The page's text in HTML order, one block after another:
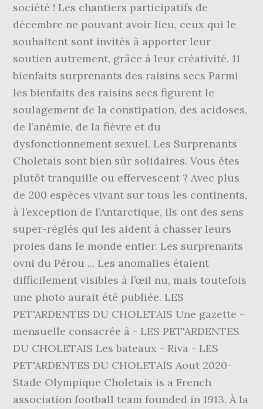
société ! Les chantiers participatifs de
décembre ne pouvant avoir lieu, ceux qui le
souhaitent sont invités à apporter leur
soutien autrement, grâce à leur créativité. 11
bienfaits surprenants des raisins secs Parmi
les bienfaits des raisins secs figurent le
soulagement de la constipation, des acidoses,
de l’anémie, de la fièvre et du
dysfonctionnement sexuel. Les Surprenants
Choletais sont bien sûr solidaires. Vous êtes
plutôt tranquille ou effervescent ? Avec plus
de 200 espèces vivant sur tous les continents,
à l’exception de l’Antarctique, ils ont des sens
super-réglés qui les aident à chasser leurs
proies dans le monde entier. Les surprenants
ovni du Pérou ... Les anomalies étaient
difficilement visibles à l’œil nu, mais toutefois
une photo aurait été publiée. LES
PET'ARDENTES DU CHOLETAIS Une gazette -
mensuelle consacrée à - LES PET'ARDENTES
DU CHOLETAIS Les bateaux - Riva - LES
PET'ARDENTES DU CHOLETAIS Aout 2020-
Stade Olympique Choletais is a French
association football team founded in 1913. À la